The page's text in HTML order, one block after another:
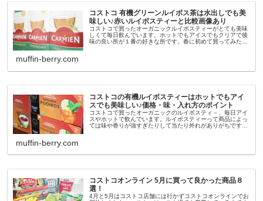
コストコ 有機グリーンルイボス茶は水出しでも美
味しい♪赤いルイボスティーと比較画像あり
コストコで買ったオーガニックルイボスティーがとても美味
しくて毎日飲んでいます。ホットでもアイスでもクリアで後
味の良い所が１番の好きな所です。春に初めて買ってみた
muffin-berry.com
コストコの有機ルイボスティーはホットでもアイ
スでも美味しい♪価格・味・入れ方のポイント
コストコで買ったオーガニックのルイボスティ－、毎日アイ
スやホットで飲んでいます。ルイボスティーって商品によっ
ては味や香りが強すぎたりして当たり外れがありがちです
muffin-berry.com
コストコオンライン 5月に買って良かった商品８
選！
4月と5月はコストコ店舗には行かずコストコオンラインでお